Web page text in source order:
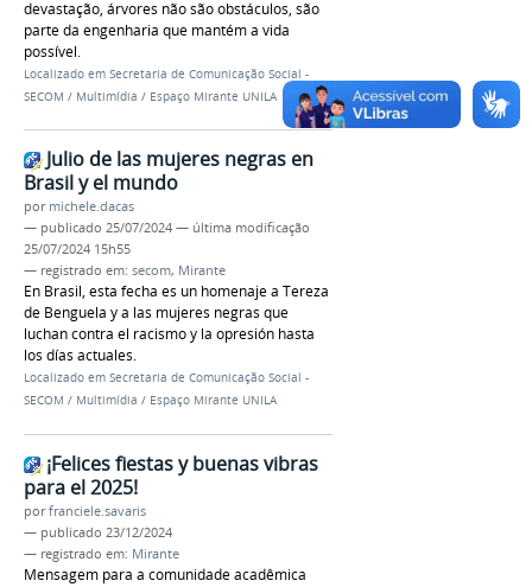
devastação, árvores não são obstáculos, são
parte da engenharia que mantém a vida
possível.
Localizado em Secretaria de Comunicação Social -
SECOM / Multimídia / Espaço Mirante UNILA
Julio de las mujeres negras en
Brasil y el mundo
por michele.dacas
— publicado 25/07/2024 — última modificação
25/07/2024 15h55
— registrado em: secom, Mirante
En Brasil, esta fecha es un homenaje a Tereza
de Benguela y a las mujeres negras que
luchan contra el racismo y la opresión hasta
los días actuales.
Localizado em Secretaria de Comunicação Social -
SECOM / Multimídia / Espaço Mirante UNILA
¡Felices fiestas y buenas vibras
para el 2025!
porfranciele.savaris
— publicado 23/12/2024
— registrado em: Mirante
Mensagem para a comunidade acadêmica